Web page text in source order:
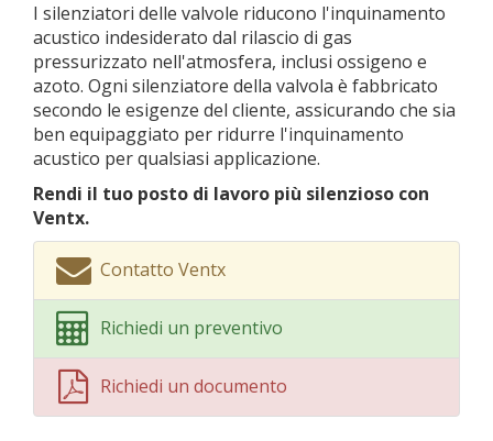
I silenziatori delle valvole riducono l'inquinamento
acustico indesiderato dal rilascio di gas
pressurizzato nell'atmosfera, inclusi ossigeno e
azoto. Ogni silenziatore della valvola è fabbricato
secondo le esigenze del cliente, assicurando che sia
ben equipaggiato per ridurre l'inquinamento
acustico per qualsiasi applicazione.
Rendi il tuo posto di lavoro più silenzioso con
Ventx.
Contatto Ventx
Richiedi un preventivo
Richiedi un documento